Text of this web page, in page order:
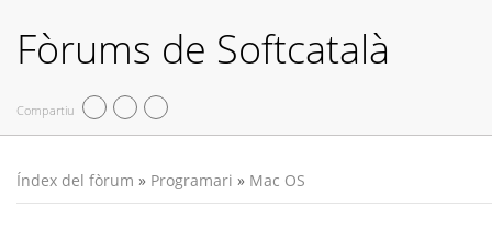
Fòrums de Softcatalà
Compartiu
Índex del fòrum » Programari » Mac OS